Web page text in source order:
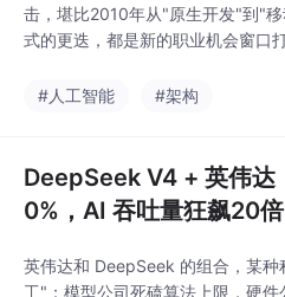
击，堪比2010年从"原生开发"到"
式的更迭，都是新的职业机会窗口
个角色的窗口确实在关闭。取而
#人工智能 #架构
DeepSeek V4 + 英伟达
0%，AI 吞吐量狂飙20
英伟达和 DeepSeek 的组合，某
工"：模型公司死磕算法上限，硬